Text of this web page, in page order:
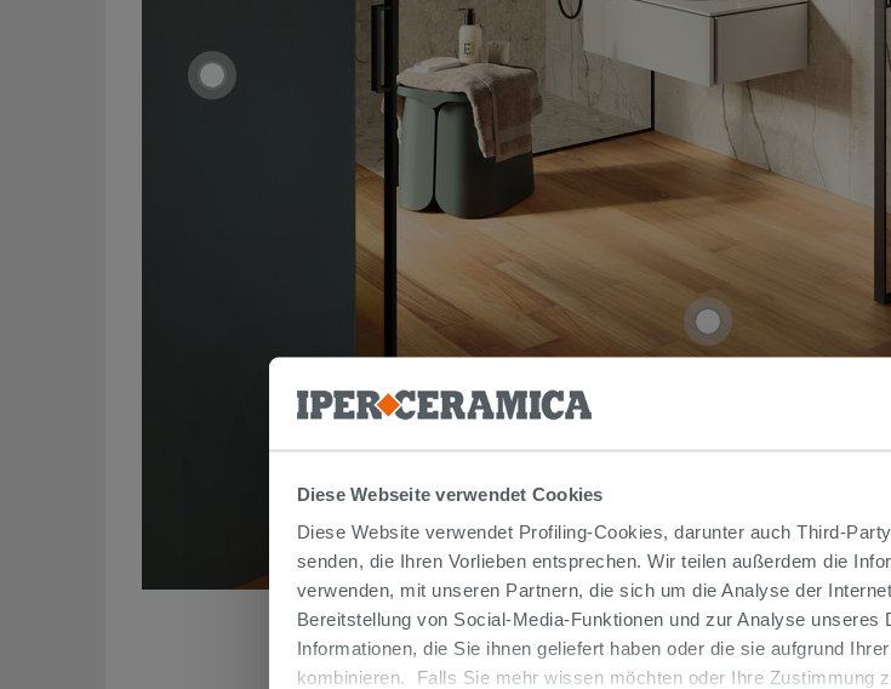
Diese Webseite verwendet Cookies
Diese Website verwendet Profiling-Cookies, darunter auch Third-
senden, die Ihren Vorlieben entsprechen. Wir teilen außerdem die
verwenden, mit unseren Partnern, die sich um die Analyse der
Bereitstellung von Social-Media-Funktionen und zur Analyse
Informationen, die Sie ihnen geliefert haben oder die sie aufgrund
kombinieren. Falls Sie mehr wissen möchten oder Ihre Zustimmung
Weitere Produkte